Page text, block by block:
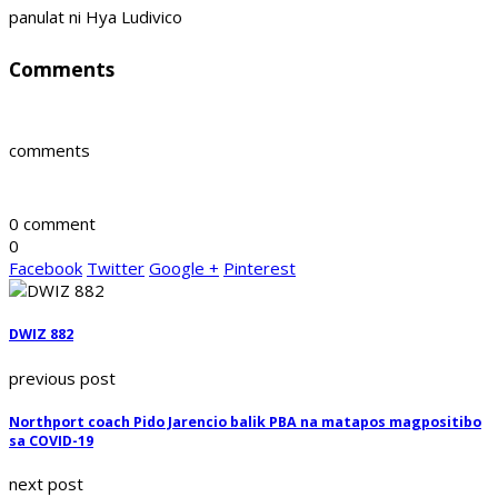
panulat ni Hya Ludivico
Comments
comments
0 comment
0
Facebook Twitter Google + Pinterest
DWIZ 882
previous post
Northport coach Pido Jarencio balik PBA na matapos magpositibo
sa COVID-19
next post